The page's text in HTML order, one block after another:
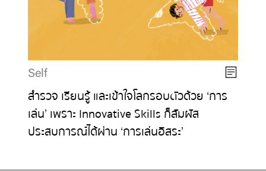
Self
สำรวจ เรียนรู้ และเข้าใจโลกรอบตัวด้วย ‘การ
เล่น’ เพราะ Innovative Skills ก็สัมผัส
ประสบการณ์ได้ผ่าน ‘การเล่นอิสระ’